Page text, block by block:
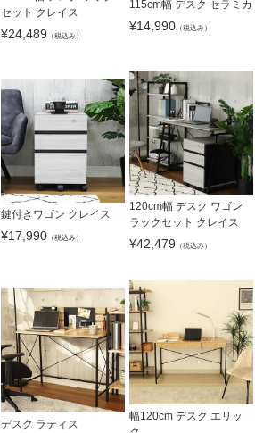
セット クレイス
¥24,489 （税込み）
115cm幅 デスク セラミカ
¥14,990（税込み）
鍵付きワゴン クレイス
¥17,990 （税込み）
120cm幅 デスク ワゴン
ラックセット クレイス
¥42,479 （税込み）
デスク ラティス
幅120cm デスク エリッ